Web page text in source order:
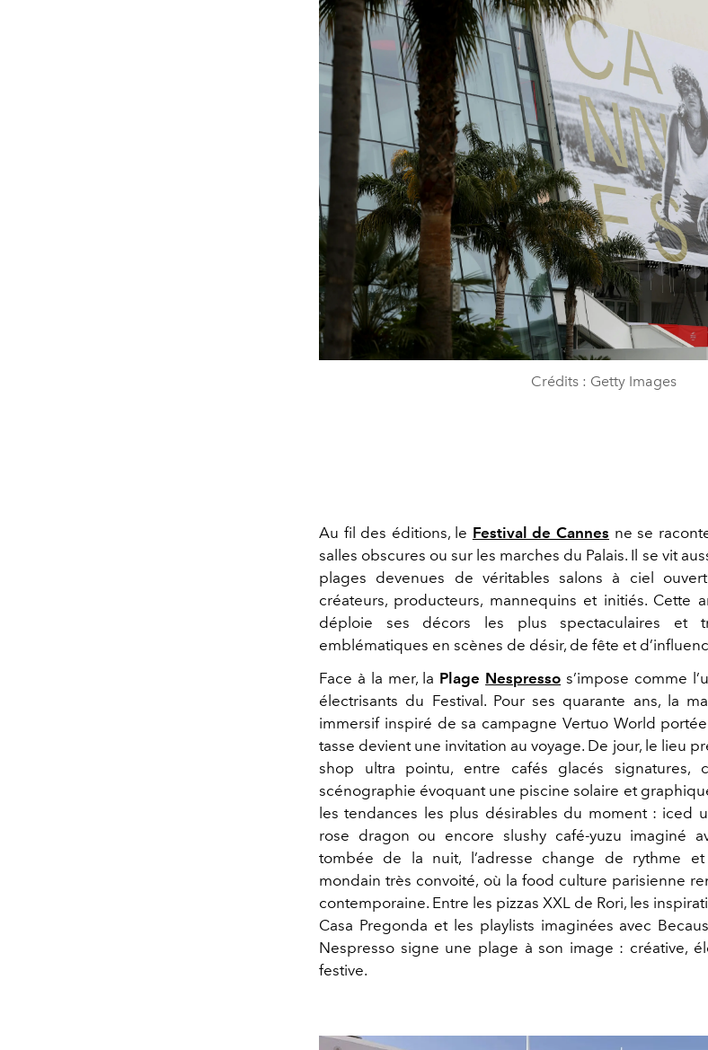
Crédits : Getty Images
Au fil des éditions, le Festival de Cannes ne se
salles obscures ou sur les marches du Palais. Il se vit
plages devenues de véritables salons à ciel
créateurs, producteurs, mannequins et initiés. Cette
déploie ses décors les plus spectaculaires et
emblématiques en scènes de désir, de fête et
Face à la mer, la Plage Nespresso s’impose comme
électrisants du Festival. Pour ses quarante ans, la
immersif inspiré de sa campagne Vertuo World
tasse devient une invitation au voyage. De jour, le lieu
shop ultra pointu, entre cafés glacés signatures,
scénographie évoquant une piscine solaire et
les tendances les plus désirables du moment : iced
rose dragon ou encore slushy café-yuzu imaginé
tombée de la nuit, l’adresse change de rythme
mondain très convoité, où la food culture parisienne
contemporaine. Entre les pizzas XXL de Rori, les
Casa Pregonda et les playlists imaginées avec
Nespresso signe une plage à son image : créative,
festive.